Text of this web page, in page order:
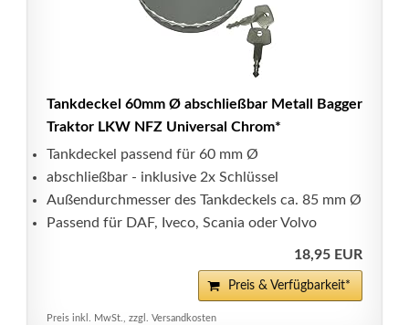
Tankdeckel 60mm Ø abschließbar Metall Bagger
Traktor LKW NFZ Universal Chrom*
Tankdeckel passend für 60 mm Ø
abschließbar - inklusive 2x Schlüssel
Außendurchmesser des Tankdeckels ca. 85 mm Ø
Passend für DAF, Iveco, Scania oder Volvo
18,95 EUR
Preis & Verfügbarkeit*
Preis inkl. MwSt., zzgl. Versandkosten